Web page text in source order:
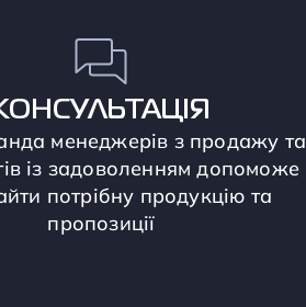
менеджерів з продажу та
із задоволенням допоможе
потрібну продукцію та
пропозиції